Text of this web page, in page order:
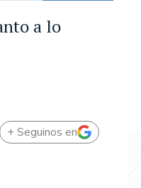
a lo
+ Seguinos en